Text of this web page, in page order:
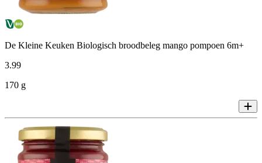
De Kleine Keuken Biologisch broodbeleg mango pompoen 6m+
3.99
170 g